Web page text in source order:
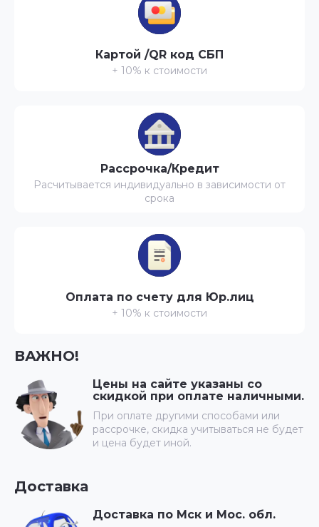
ВАЖНО!
Цены на сайте указаны со
скидкой при оплате наличными.
При оплате другими способами или
рассрочке, скидка учитываться не будет
и цена будет иной.
Картой /QR код СБП
+ 10% к стоимости
Рассрочка/Кредит
Расчитывается индивидуально в зависимости от
срока
Оплата по счету для Юр.лиц
+ 10% к стоимости
Доставка
Доставка по Мск и Мос. обл.